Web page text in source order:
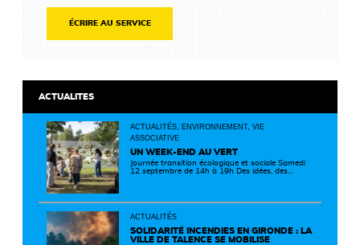
ÉCRIRE AU SERVICE
ACTUALITES
ACTUALITÉS, ENVIRONNEMENT, VIE
ASSOCIATIVE
UN WEEK-END AU VERT
Journée transition écologique et sociale Samedi
12 septembre de 14h à 19h Des idées, des
un territoire plus durable et solidaire.
ACTUALITÉS
SOLIDARITÉ INCENDIES EN GIRONDE : LA
VILLE DE TALENCE SE MOBILISE